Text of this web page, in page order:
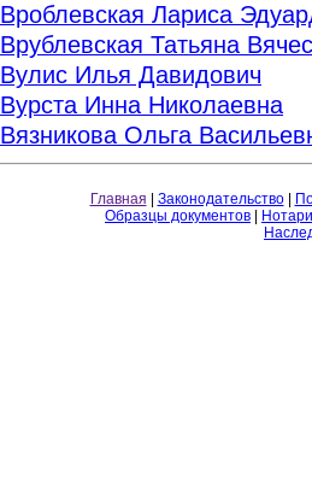
Вроблевская Лариса
Врублевская Татьяна
Вулис Илья Давидович
Вурста Инна Николаевна
Вязникова Ольга
Главная Законодательство|
Образцы документов